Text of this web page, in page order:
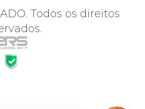
Todos os direitos